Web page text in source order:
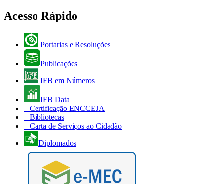
Acesso Rápido
Portarias e Resoluções
Publicações
IFB em Números
IFB Data
Certificação ENCCEJA
Bibliotecas
Carta de Serviços ao Cidadão
Diplomados